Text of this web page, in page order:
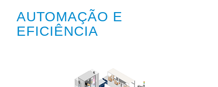
AUTOMAÇÃO E
EFICIÊNCIA